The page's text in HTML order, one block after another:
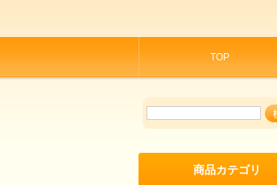
TOP
商品カテゴリ